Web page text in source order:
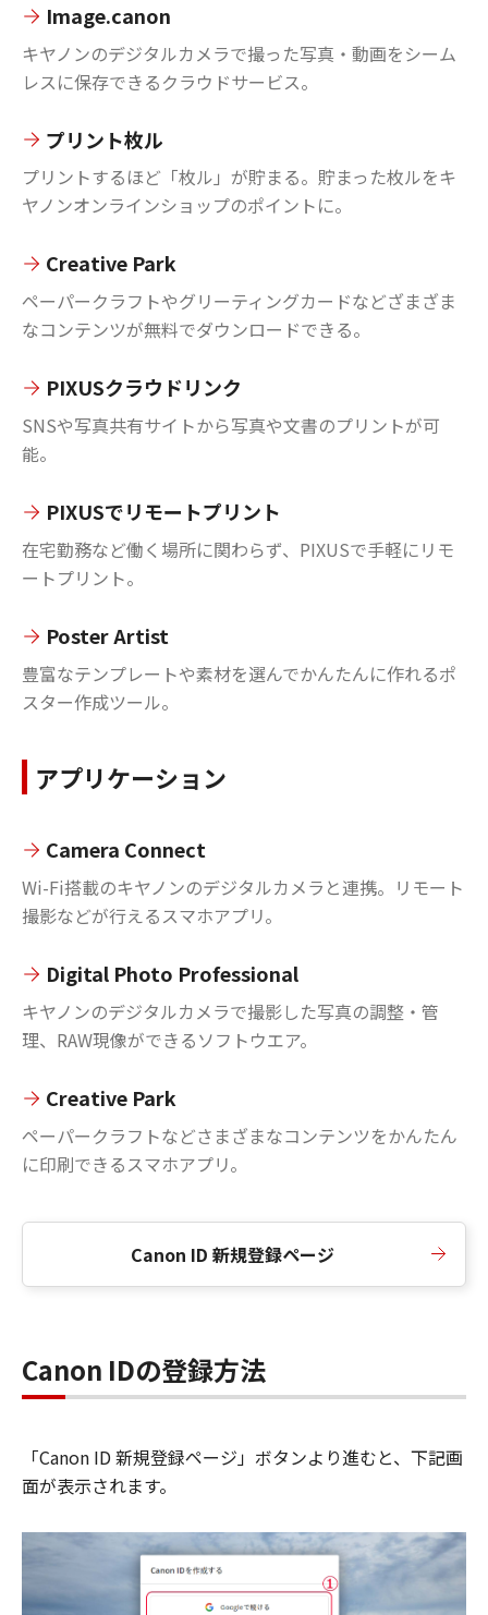
Image.canon
キヤノンのデジタルカメラで撮った写真・動画をシーム
レスに保存できるクラウドサービス。
プリント枚ル
プリントするほど「枚ル」が貯まる。貯まった枚ルをキ
ヤノンオンラインショップのポイントに。
Creative Park
ペーパークラフトやグリーティングカードなどざまざま
なコンテンツが無料でダウンロードできる。
PIXUSクラウドリンク
SNSや写真共有サイトから写真や文書のプリントが可
能。
PIXUSでリモートプリント
在宅勤務など働く場所に関わらず、PIXUSで手軽にリモ
ートプリント。
Poster Artist
豊富なテンプレートや素材を選んでかんたんに作れるポ
スター作成ツール。
アプリケーション
Camera Connect
Wi-Fi搭載のキヤノンのデジタルカメラと連携。リモート
撮影などが行えるスマホアプリ。
Digital Photo Professional
キヤノンのデジタルカメラで撮影した写真の調整・管
理、RAW現像ができるソフトウエア。
Creative Park
ペーパークラフトなどさまざまなコンテンツをかんたん
に印刷できるスマホアプリ。
Canon ID 新規登録ページ
Canon IDの登録方法
「Canon ID 新規登録ページ」ボタンより進むと、下記画
面が表示されます。